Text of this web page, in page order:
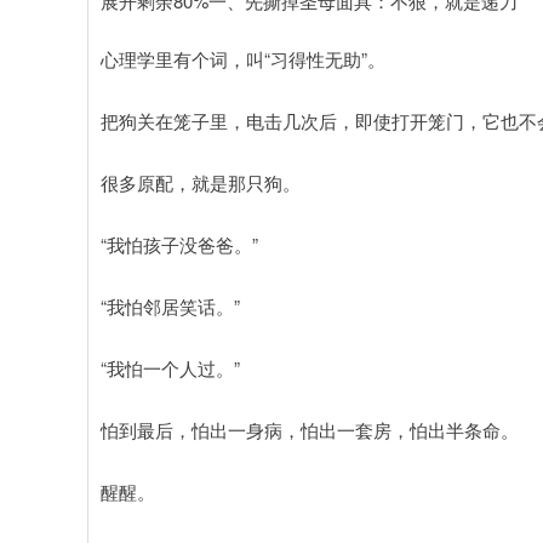
心理学里有个词，叫“习得性无助”。
把狗关在笼子里，电击几次后，即使打开笼门，它也不
很多原配，就是那只狗。
“我怕孩子没爸爸。”
“我怕邻居笑话。”
“我怕一个人过。”
怕到最后，怕出一身病，怕出一套房，怕出半条命。
醒醒。